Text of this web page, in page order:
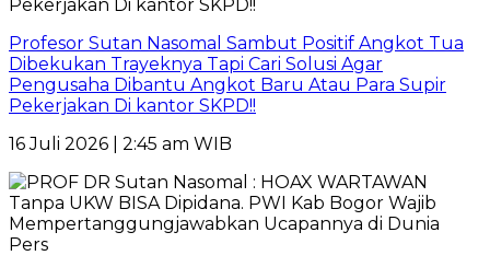
Profesor Sutan Nasomal Sambut Positif Angkot Tua
Dibekukan Trayeknya Tapi Cari Solusi Agar
Pengusaha Dibantu Angkot Baru Atau Para Supir
Pekerjakan Di kantor SKPD!!
16 Juli 2026 | 2:45 am WIB